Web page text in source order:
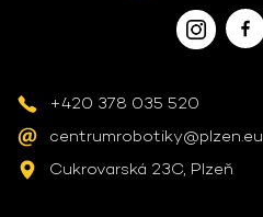
+420 378 035 520
centrumrobotiky@plzen.eu
Cukrovarská 23C, Plzeň